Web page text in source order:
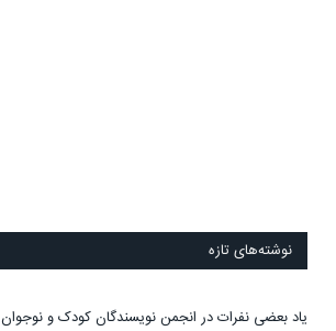
نوشته‌های تازه
یاد بعضی نفرات در انجمن نویسندگان کودک و نوجوان